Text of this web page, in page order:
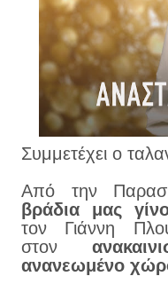
Συμμετέχει ο
Από την
βράδια μας
τον Γιάννη
στον
ανανεωμένο